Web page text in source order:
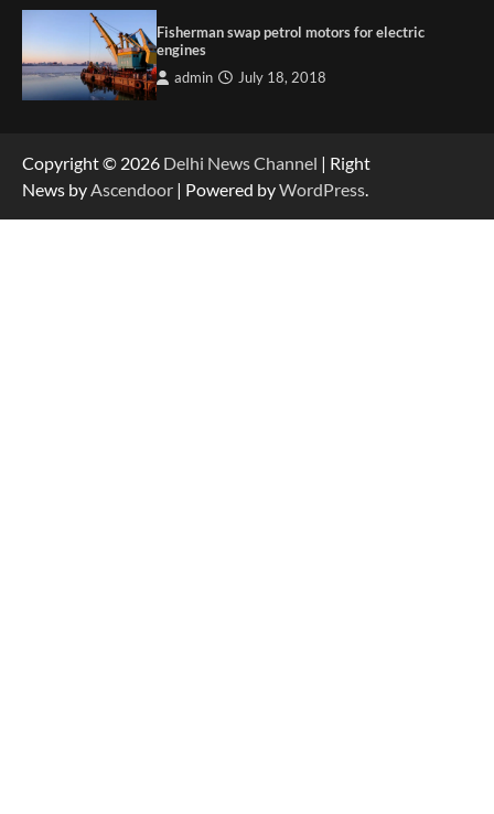
Fisherman swap petrol motors for electric
engines
admin July 18, 2018
Copyright © 2026 Delhi News Channel | Right
News byAscendoor | Powered byWordPress.